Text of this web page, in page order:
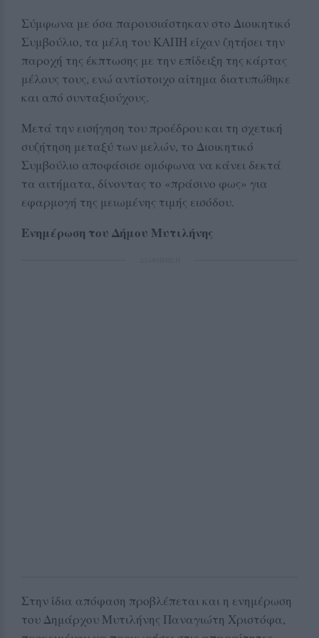
Σύμφωνα με όσα παρουσιάστηκαν στο Διοικητικό
Συμβούλιο, τα μέλη του ΚΑΠΗ είχαν ζητήσει την
παροχή της έκπτωσης με την επίδειξη της κάρτας
μέλους τους, ενώ αντίστοιχο αίτημα διατυπώθηκε
και από συνταξιούχους.
Μετά την εισήγηση του προέδρου και τη σχετική
συζήτηση μεταξύ των μελών, το Διοικητικό
Συμβούλιο αποφάσισε ομόφωνα να κάνει δεκτά
τα αιτήματα, δίνοντας το «πράσινο φως» για
εφαρμογή της μειωμένης τιμής εισόδου.
Ενημέρωση του Δήμου Μυτιλήνης
Στην ίδια απόφαση προβλέπεται και η ενημέρωση
του Δημάρχου Μυτιλήνης Παναγιώτη Χριστόφα,